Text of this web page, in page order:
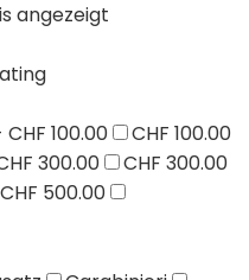
angezeigt
100.00
CHF 100.00
300.00
CHF 300.00
500.00